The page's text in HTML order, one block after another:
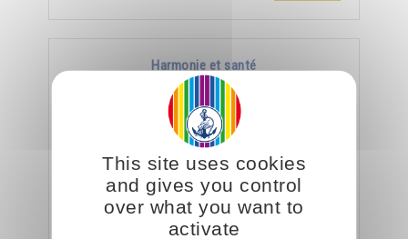
Harmonie et santé
This site uses cookies
and gives you control
over what you want to
activate